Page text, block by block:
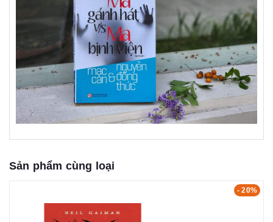
Sản phẩm cùng loại
- 20%